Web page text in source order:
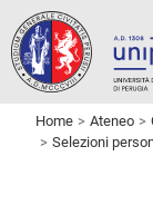
Home Ateneo
Selezioni